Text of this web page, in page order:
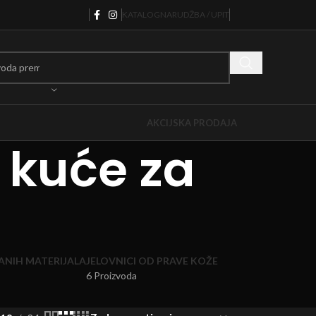
KATALOGNARUDŽBA / UPIT
AKCIJSKA PRODAJA
za
MATERIJALAJELOVNICI OD PRAVE KOŽE
6 Proizvoda